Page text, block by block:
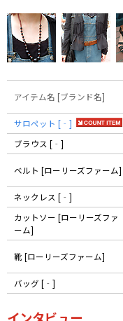
アイテム名 [ブランド名]
サロペット [‐]
ブラウス [‐]
ベルト [ローリーズファーム]
ネックレス [‐]
カットソー [ローリーズファ
ーム]
靴 [ローリーズファーム]
バッグ [‐]